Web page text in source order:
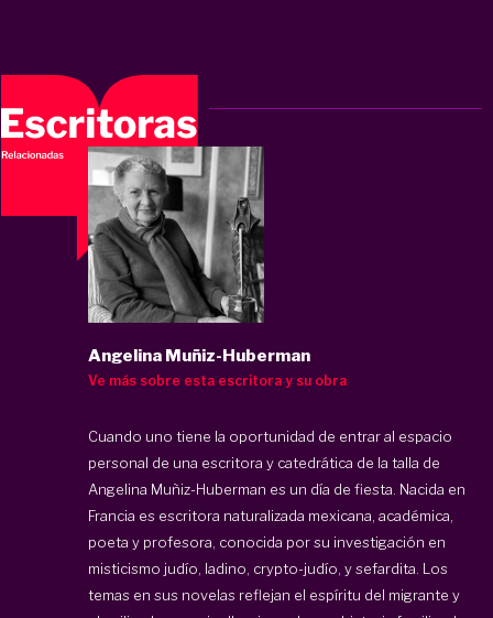
Angelina Muñiz-Huberman
Ve más sobre esta escritora y su obra
Cuando uno tiene la oportunidad de entrar al espacio
personal de una escritora y catedrática de la talla de
Angelina Muñiz-Huberman es un día de fiesta. Nacida en
Francia es escritora naturalizada mexicana, académica,
poeta y profesora, conocida por su investigación en
misticismo judío, ladino, crypto-judío, y sefardita. Los
temas en sus novelas reflejan el espíritu del migrante y